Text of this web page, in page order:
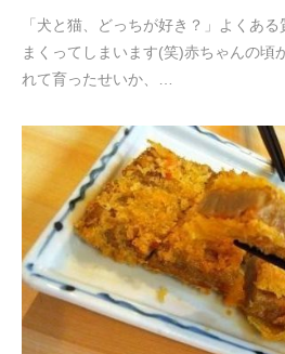
「犬と猫、どっちが好き？」よくあ
まくってしまいます(笑)赤ちゃんの頃
れて育ったせいか、…